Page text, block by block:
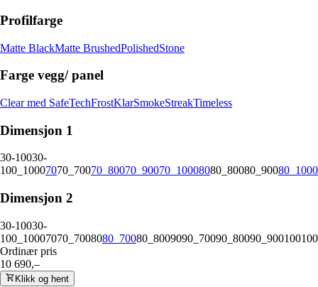
Profilfarge
Matte BlackMatte BrushedPolishedStone
Farge vegg/ panel
Clear med SafeTechFrostKlarSmokeStreakTimeless
Dimensjon 1
30-10030-
100_10007070_70070_80070_90070_10008080_80080_90080_1000
Dimensjon 2
30-10030-
100_10007070_7008080_70080_8009090_70090_80090_900100
Ordinær pris
10 690,–
Klikk og hent